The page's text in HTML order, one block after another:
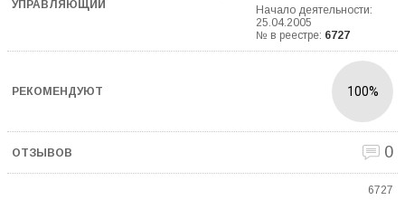
Начало деятельности:
25.04.2005
№ в реестре: 6727
100%
0
6727